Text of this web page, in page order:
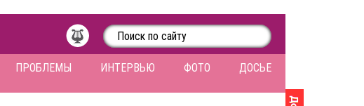
ПРОБЛЕМЫ ИНТЕРВЬЮ ФОТО ДОСЬЕ